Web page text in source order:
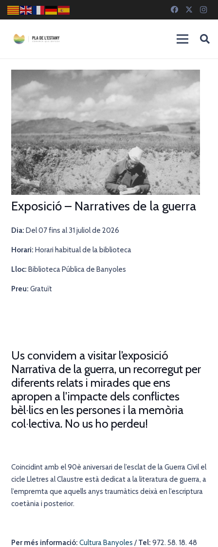
Exposició – Narratives de la guerra
Dia: Del 07 fins al 31 juliol de 2026
Horari: Horari habitual de la biblioteca
Lloc: Biblioteca Pública de Banyoles
Preu: Gratuït
Us convidem a visitar l’exposició
Narrativa de la guerra, un recorregut per
diferents relats i mirades que ens
apropen a l’impacte dels conflictes
bèl·lics en les persones i la memòria
col·lectiva.No us ho perdeu!
Coincidint amb el 90è aniversari de l’esclat de la Guerra Civil el
cicle Lletres al Claustre està dedicat a la literatura de guerra, a
l’empremta que aquells anys traumàtics deixà en l’escriptura
coetània i posterior.
Per més informació: Cultura Banyoles /Tel: 972. 58. 18. 48